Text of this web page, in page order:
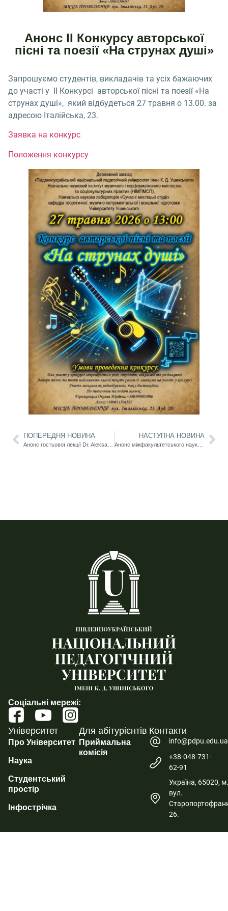
Анонс ІІ Конкурсу авторської
пісні та поезії «На струнах душі»
Запрошуємо студентів, викладачів та усіх бажаючих
до участі у ІІ Конкурсі авторської пісні та поезії «На
струнах душі», який відбудеться 27 травня о 13.00. за
адресою Італійська, 23.
Заявка на конкурс
Положення конкурсу
ПОПЕРЕДНЯ НОВИНА НАСТУПНА НОВИНА
Анонс міжфакультетського науково-комунікативного заходу до Дня науки Science Slam «Мова і література: наука, що звучить»
Соціальні мережі:
Університет
Про Університет
Наука
Студентський
простір
Інфострічка
Для абітурієнтів
Приймальна
комісія
Контакти
info@pdpu.edu.ua
+38-048-731-
62-91
Україна, 65020,
вул.
26.